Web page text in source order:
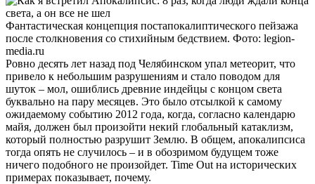
Фантастическая концепция постапокалиптического пейзажа
после столкновения со стихийным бедствием. Фото: legion-
media.ru
Ровно десять лет назад под Челябинском упал метеорит, что
привело к небольшим разрушениям и стало поводом для
шуток – мол, ошиблись древние индейцы с концом света
буквально на пару месяцев. Это было отсылкой к самому
ожидаемому событию 2012 года, когда, согласно календарю
майя, должен был произойти некий глобальный катаклизм,
который полностью разрушит Землю. В общем, апокалипсиса
тогда опять не случилось – и в обозримом будущем тоже
ничего подобного не произойдет. Time Out на исторических
примерах показывает, почему.